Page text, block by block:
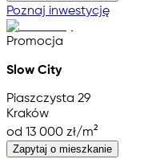
Poznaj inwestycję
Promocja
Slow City
Piaszczysta 29
Kraków
od 13 000 zł/m²
Zapytaj o mieszkanie